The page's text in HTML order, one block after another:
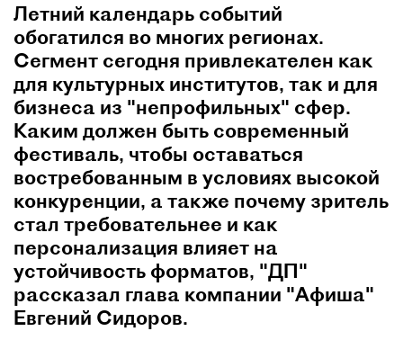
Летний календарь событий
обогатился во многих регионах.
Сегмент сегодня привлекателен как
для культурных институтов, так и для
бизнеса из "непрофильных" сфер.
Каким должен быть современный
фестиваль, чтобы оставаться
востребованным в условиях высокой
конкуренции, а также почему зритель
стал требовательнее и как
персонализация влияет на
устойчивость форматов, "ДП"
рассказал глава компании "Афиша"
Евгений Сидоров.